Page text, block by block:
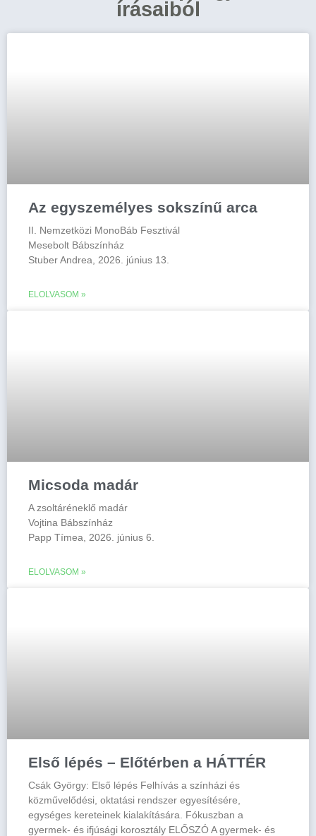
írásaiból
Az egyszemélyes sokszínű arca
II. Nemzetközi MonoBáb Fesztivál
Mesebolt Bábszínház
Stuber Andrea, 2026. június 13.
ELOLVASOM »
Micsoda madár
A zsoltáréneklő madár
Vojtina Bábszínház
Papp Tímea, 2026. június 6.
ELOLVASOM »
Első lépés – Előtérben a HÁTTÉR
Csák György: Első lépés Felhívás a színházi és
közművelődési, oktatási rendszer egyesítésére,
egységes kereteinek kialakítására. Fókuszban a
gyermek- és ifjúsági korosztály ELŐSZÓ A gyermek- és